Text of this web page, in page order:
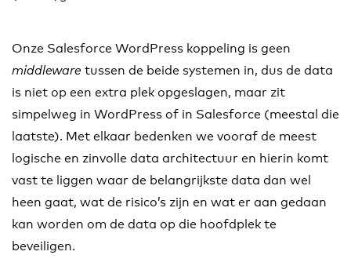
Onze Salesforce WordPress koppeling is geen
middleware tussen de beide systemen in, dus de data
is niet op een extra plek opgeslagen, maar zit
simpelweg in WordPress of in Salesforce (meestal die
laatste). Met elkaar bedenken we vooraf de meest
logische en zinvolle data architectuur en hierin komt
vast te liggen waar de belangrijkste data dan wel
heen gaat, wat de risico’s zijn en wat er aan gedaan
kan worden om de data op die hoofdplek te
beveiligen.